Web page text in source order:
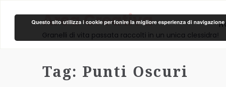
Area Creativa
Granelli di vita passata raccolti in un unica clessidra!
Tag: Punti Oscuri
Questo sito utilizza i cookie per fonire la migliore esperienza di